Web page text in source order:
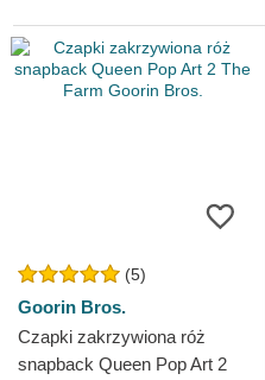
(5)
Goorin Bros.
Czapki zakrzywiona róż
snapback Queen Pop Art 2